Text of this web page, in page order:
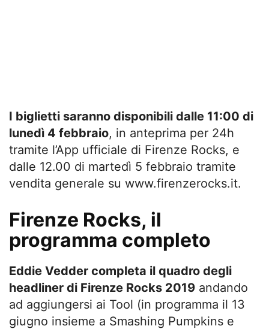
I biglietti saranno disponibili dalle 11:00 di
lunedì 4 febbraio, in anteprima per 24h
tramite l’App ufficiale di Firenze Rocks, e
dalle 12.00 di martedì 5 febbraio tramite
vendita generale su www.firenzerocks.it.
Firenze Rocks, il
programma completo
Eddie Vedder completa il quadro degli
headliner di Firenze Rocks 2019 andando
ad aggiungersi ai Tool (in programma il 13
giugno insieme a Smashing Pumpkins e